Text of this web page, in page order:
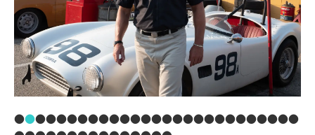
●●●●●●●●●●●●●●●●●●●●●●●●●●●